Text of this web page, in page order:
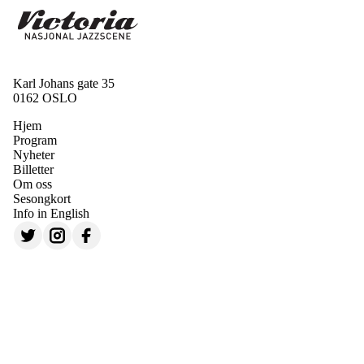
Karl Johans gate 35
0162 OSLO
Hjem
Program
Nyheter
Billetter
Om oss
Sesongkort
Info in English